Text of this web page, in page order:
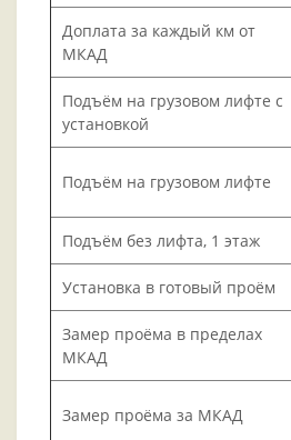
Доплата за каждый км от
МКАД
Подъём на грузовом лифте с
установкой
Подъём на грузовом лифте
Подъём без лифта, 1 этаж
Установка в готовый проём
Замер проёма в пределах
МКАД
Замер проёма за МКАД